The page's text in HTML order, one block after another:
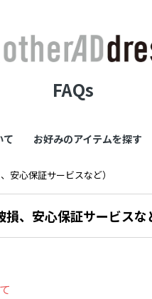
FAQs
て お好みのアイテムを探す
安心保証サービスなど）
、安心保証サービスな